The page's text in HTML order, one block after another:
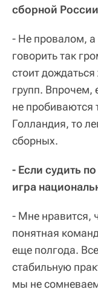
сборной
- Не провалом,
говорить так
стоит
групп. Впрочем,
не пробиваются
Голландия, то
сборных.
- Если судить
игра
- Мне нравится,
понятная
еще полгода.
стабильную
мы не